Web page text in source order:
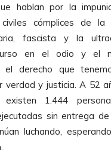
hablan por la
cómplices de la
fascista y la
en el odio y el
el derecho que
verdad y justicia. A 52
1.444
sin entrega de
luchando,